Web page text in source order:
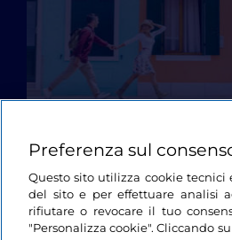
Preferenza sul
Questo sito utilizza cookie
del sito e per effettuare analisi
rifiutare o revocare il tuo
"Personalizza cookie". Cliccando